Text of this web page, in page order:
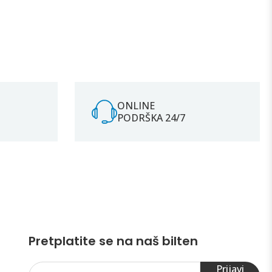
ONLINE
PODRŠKA 24/7
Pretplatite se na naš bilten
Prijavi